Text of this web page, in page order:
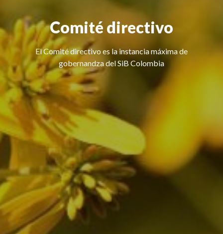
Comité directivo
El Comité directivo es la instancia máxima de
gobernandza del SiB Colombia